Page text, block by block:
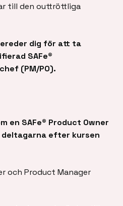
till den outtröttliga
dig för att ta
SAFe®
(PM/PO).
en SAFe® Product Owner
efter kursen
och Product Manager